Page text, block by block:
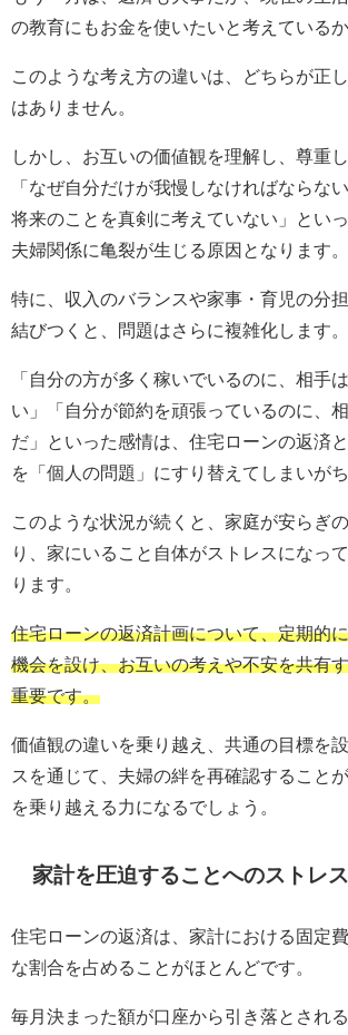
の教育にもお金を使いたいと考えている
このような考え方の違いは、どちらが正
はありません。
しかし、お互いの価値観を理解し、尊重
「なぜ自分だけが我慢しなければならな
将来のことを真剣に考えていない」とい
夫婦関係に亀裂が生じる原因となります。
特に、収入のバランスや家事・育児の分
結びつくと、問題はさらに複雑化します。
「自分の方が多く稼いでいるのに、相手
い」「自分が節約を頑張っているのに、
だ」といった感情は、住宅ローンの返済
を「個人の問題」にすり替えてしまいがち
このような状況が続くと、家庭が安らぎ
り、家にいること自体がストレスになっ
ります。
住宅ローンの返済計画について、定期的
機会を設け、お互いの考えや不安を共有
重要です。
価値観の違いを乗り越え、共通の目標を
スを通じて、夫婦の絆を再確認すること
を乗り越える力になるでしょう。
家計を圧迫することへのストレス
住宅ローンの返済は、家計における固定
な割合を占めることがほとんどです。
毎月決まった額が口座から引き落とされ